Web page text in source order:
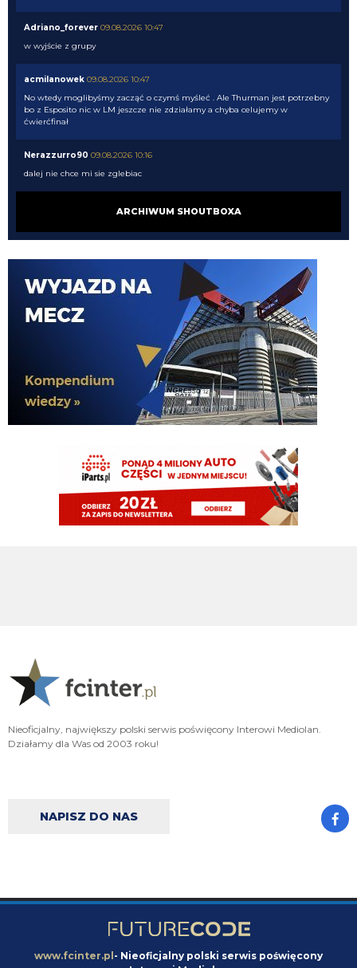
Adriano_forever 09.08.2026 10:47
w wyjście z grupy
acmilanowek 09.08.2026 10:47
No wtedy moglibyśmy zacząć o czymś myśleć . Ale Thurman jest potrzebny
bo z Esposito nic w LM jeszcze nie zdziałamy a chyba celujemy w
ćwierćfinał
Nerazzurro90 09.08.2026 10:16
dalej nie chce mi sie zglebiac
09.08.2026 10:16
Nerazzurro90 09.08.2026 10:16
acmilanowek 09.08.2026 10:02 a co w tej chwili oprocz wahadla nam trzeba
? po Lm nie idziemy z pustymi kieszeniami a we Wloszech wciaz bedziemy
miec najlepszy sklad.
Wiec uwazam, ze i tak to co mamy teraz, mimo balaganu, to i tak progres w
stosunku do trzech ostatnich lat Suning
timon 09.08.2026 10:06
Przypominam, ze Suning szukalo kogokolwiek kto da kredyt zeby nie stracic
klubu, wiec koszt obslugi dlugu wynosilby pewnie 60-70 mln rocznie
09.08.2026 10:04
Zawsze to jakis plus
09.08.2026 10:04
Nasze saldo na tę chwilę to 14 mln na minusie. To o jedynie 2 mln więcej niż
Genoa, czy Venezia. Nawet Parma więcej zainwestowała w transfery.
Xucatlan
Ja to przypuszczam, że gdybyśmy mieli całkiem nowy zarząd bez ludzi
takich jak Zanrtti, Ausilio czy Marotta, którzy rozumieją klub, nie tylko
cyferki, to nawet Stankovica byśmy nie mieli.
ustawiona
najważniejsze że nie ma Suning, teraz stać nas na zawodników nawet za 50
ARCHIWUM SHOUTBOXA
Nieoficjalny, największy polski serwis poświęcony Interowi Mediolan.
Działamy dla Was od 2003 roku!
NAPISZ DO NAS
www.fcinter.pl - Nieoficjalny polski serwis poświęcony